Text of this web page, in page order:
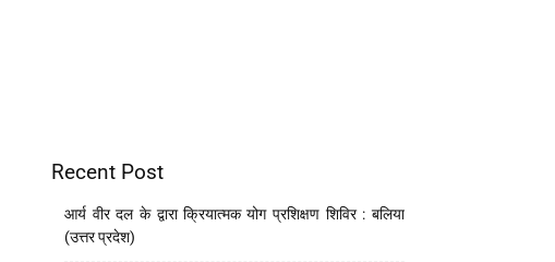
Recent Post
आर्य वीर दल के द्वारा क्रियात्मक योग प्रशिक्षण शिविर : बलिया
(उत्तर प्रदेश)